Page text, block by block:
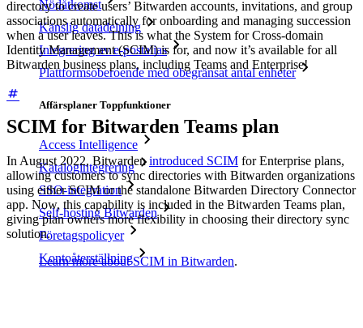
Nödåtkomst
Känslig datadelning
Integrering av e-postalias
Plattformsoberoende med obegränsat antal enheter
Affärsplaner Toppfunktioner
Access Intelligence
Katalogintegrering
SSO-integration
Self-hosting Bitwarden
Företagspolicyer
Kontoåterställning
directory to create users’ Bitwarden accounts, invitations, and group
associations automatically for onboarding and managing succession
when a user leaves. This is what the System for Cross-domain
Identity Management (SCIM) is for, and now it’s available for all
Bitwarden business plans, including Teams and Enterprise!
SCIM for Bitwarden Teams plan
In August 2022, Bitwardenintroduced SCIM for Enterprise plans,
allowing customers to sync directories with Bitwarden organizations
using either SCIM or the standalone Bitwarden Directory Connector
app. Now, this capability is included in the Bitwarden Teams plan,
giving plan owners more flexibility in choosing their directory sync
solution.
Learn more about SCIM in Bitwarden.